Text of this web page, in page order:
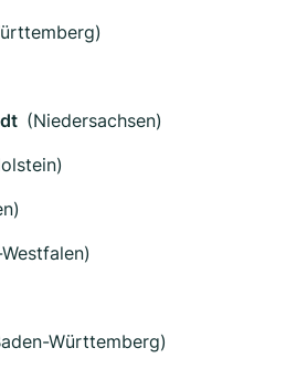
(Niedersachsen)
Württemberg)